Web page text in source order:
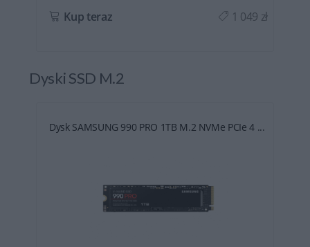
Kup teraz 1 049 zł
Dyski SSD M.2
Dysk SAMSUNG 990 PRO 1TB M.2 NVMe PCIe 4 ...